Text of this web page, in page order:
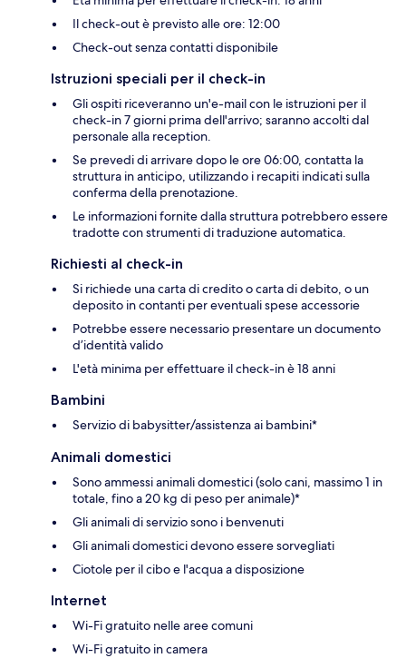
Il check-out è previsto alle ore: 12:00
Check-out senza contatti disponibile
Istruzioni speciali per il check-in
Gli ospiti riceveranno un'e-mail con le istruzioni per il
check-in 7 giorni prima dell'arrivo; saranno accolti dal
personale alla reception.
Se prevedi di arrivare dopo le ore 06:00, contatta la
struttura in anticipo, utilizzando i recapiti indicati sulla
conferma della prenotazione.
Le informazioni fornite dalla struttura potrebbero essere
tradotte con strumenti di traduzione automatica.
Richiesti al check-in
Si richiede una carta di credito o carta di debito, o un
deposito in contanti per eventuali spese accessorie
Potrebbe essere necessario presentare un documento
d’identità valido
L'età minima per effettuare il check-in è 18 anni
Bambini
Servizio di babysitter/assistenza ai bambini*
Animali domestici
Sono ammessi animali domestici (solo cani, massimo 1 in
totale, fino a 20 kg di peso per animale)*
Gli animali di servizio sono i benvenuti
Gli animali domestici devono essere sorvegliati
Ciotole per il cibo e l'acqua a disposizione
Internet
Wi-Fi gratuito nelle aree comuni
Wi-Fi gratuito in camera